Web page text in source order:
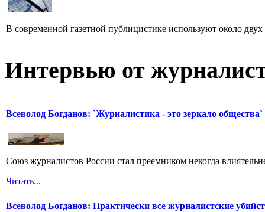
В современной газетной публицистике используют около двух
Интервью от
Всеволод Богданов: `Журналистика - это зеркало общества`
Союз журналистов России стал преемником некогда
Читать...
Всеволод Богданов: Практически все журналистские